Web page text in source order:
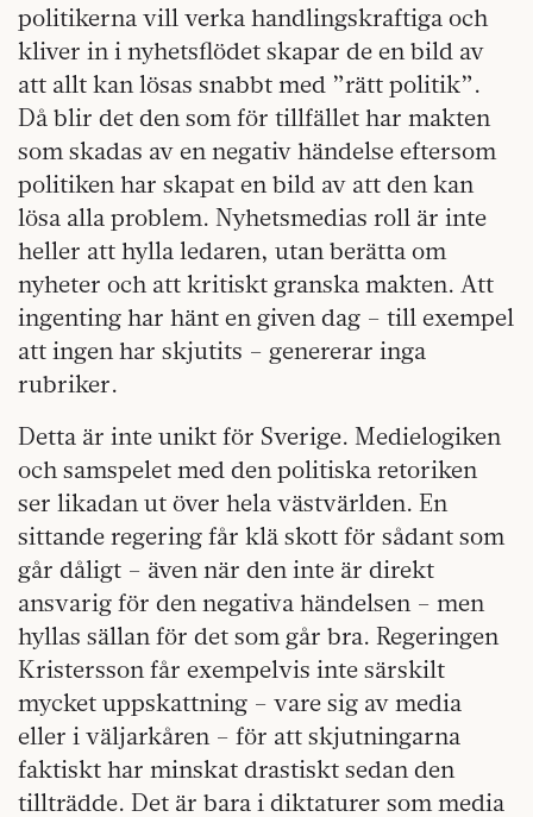
politikerna vill verka handlingskraftiga och
kliver in i nyhetsflödet skapar de en bild av
att allt kan lösas snabbt med ”rätt politik”.
Då blir det den som för tillfället har makten
som skadas av en negativ händelse eftersom
politiken har skapat en bild av att den kan
lösa alla problem. Nyhetsmedias roll är inte
heller att hylla ledaren, utan berätta om
nyheter och att kritiskt granska makten. Att
ingenting har hänt en given dag – till exempel
att ingen har skjutits – genererar inga
rubriker.
Detta är inte unikt för Sverige. Medielogiken
och samspelet med den politiska retoriken
ser likadan ut över hela västvärlden. En
sittande regering får klä skott för sådant som
går dåligt – även när den inte är direkt
ansvarig för den negativa händelsen – men
hyllas sällan för det som går bra. Regeringen
Kristersson får exempelvis inte särskilt
mycket uppskattning – vare sig av media
eller i väljarkåren – för att skjutningarna
faktiskt har minskat drastiskt sedan den
tillträdde. Det är bara i diktaturer som media